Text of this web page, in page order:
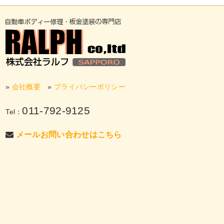
» 会社概要 » プライバシーポリシー
Tel：011-792-9125
メールお問い合わせはこちら